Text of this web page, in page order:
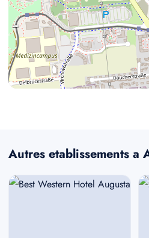
Autres etablissements a